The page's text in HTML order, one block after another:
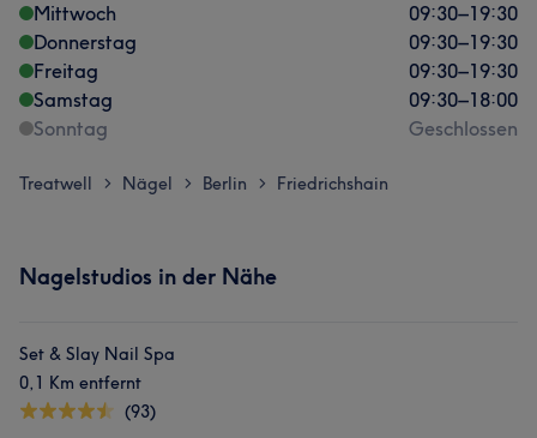
Mittwoch
09:30–19:30
Donnerstag
09:30–19:30
Freitag
09:30–19:30
Samstag
09:30–18:00
Sonntag
Geschlossen
Treatwell > Nägel > Berlin > Friedrichshain
Nagelstudios in der Nähe
Set & Slay Nail Spa
0,1 Km entfernt
(93)